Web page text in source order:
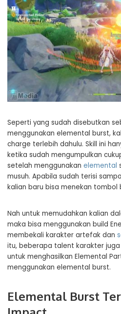
Seperti yang sudah disebutkan
menggunakan elemental burst,
charge terlebih dahulu. Skill ini
ketika sudah mengumpulkan
setelah menggunakan elemental
musuh. Apabila sudah terisi
kalian baru bisa menekan tombol
Nah untuk memudahkan kalian
maka bisa menggunakan build
membekali karakter artefak dan
itu, beberapa talent karakter
untuk menghasilkan Elemental
menggunakan elemental burst.
Elemental Burst